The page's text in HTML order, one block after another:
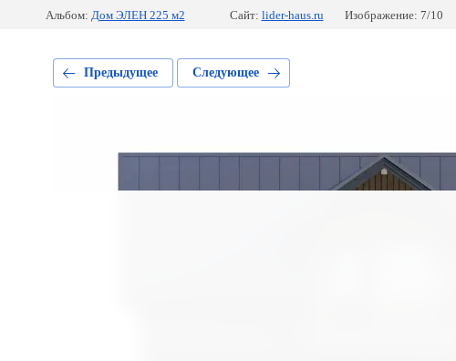
Альбом: Дом ЭЛЕН 225 м2 Сайт: lider-haus.ru Изображение: 7/10
Предыдущее Следующее